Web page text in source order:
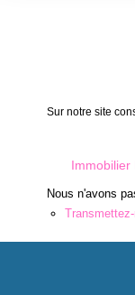
Sur notre site
Immobilier
Nous n'avons